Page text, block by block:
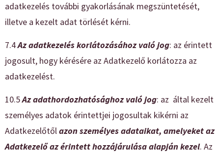
adatkezelés további gyakorlásának megszüntetését,
illetve a kezelt adat törlését kérni.
7.4Az adatkezelés korlátozásához való jog: az érintett
jogosult, hogy kérésére az Adatkezelő korlátozza az
adatkezelést.
10.5Az adathordozhatósághoz való jog: az által kezelt
személyes adatok érintettjei jogosultak kikérni az
Adatkezelőtőlazon személyes adataikat, amelyeket az
Adatkezelő az érintett hozzájárulása alapján kezel. Az